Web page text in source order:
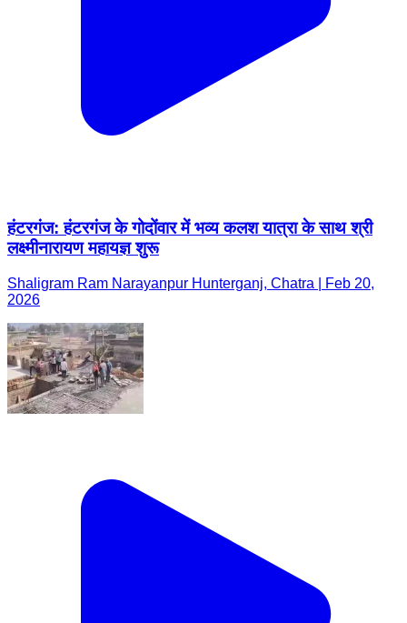
हंटरगंज: हंटरगंज के गोदोंवार में भव्य कलश यात्रा के साथ श्री
लक्ष्मीनारायण महायज्ञ शुरू
Shaligram Ram Narayanpur Hunterganj, Chatra | Feb 20,
2026